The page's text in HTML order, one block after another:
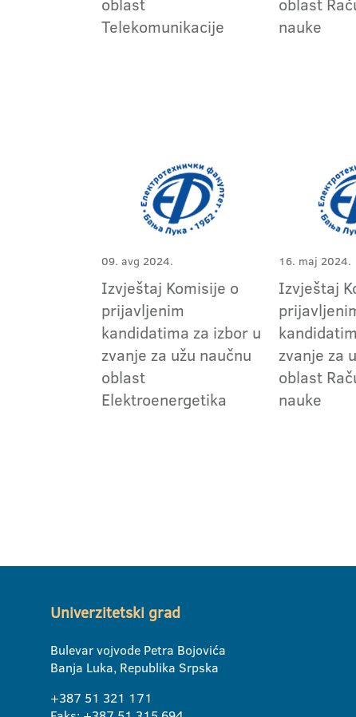
Telekomunikacije
nauke
09. avg 2024.
Izvještaj Komisije o
prijavljenim
kandidatima za izbor u
zvanje za užu naučnu
oblast
Elektroenergetika
16. maj 2024.
Izvještaj
zvanje za
oblast
nauke
Univerzitetski grad
Bulevar vojvode Petra Bojovića
Banja Luka, Republika Srpska
+387 51 321 171